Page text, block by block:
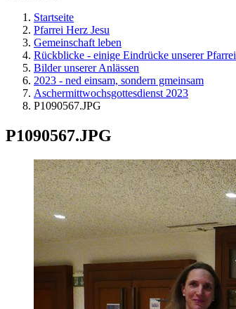
Startseite
Pfarrei Herz Jesu
Gemeinschaft leben
Rückblicke - einige Eindrücke unserer Pfarrei
Bilder unserer Anlässen
2023 - ned einsam, sondern gmeinsam
Aschermittwochsgottesdienst 2023
P1090567.JPG
P1090567.JPG